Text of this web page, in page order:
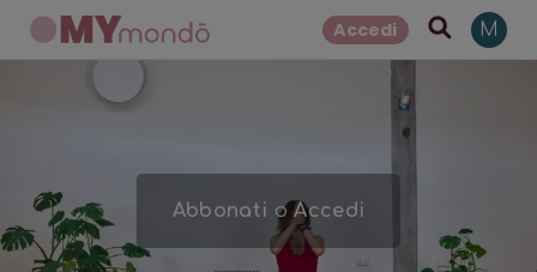
Accedi M
Abbonati oAccedi